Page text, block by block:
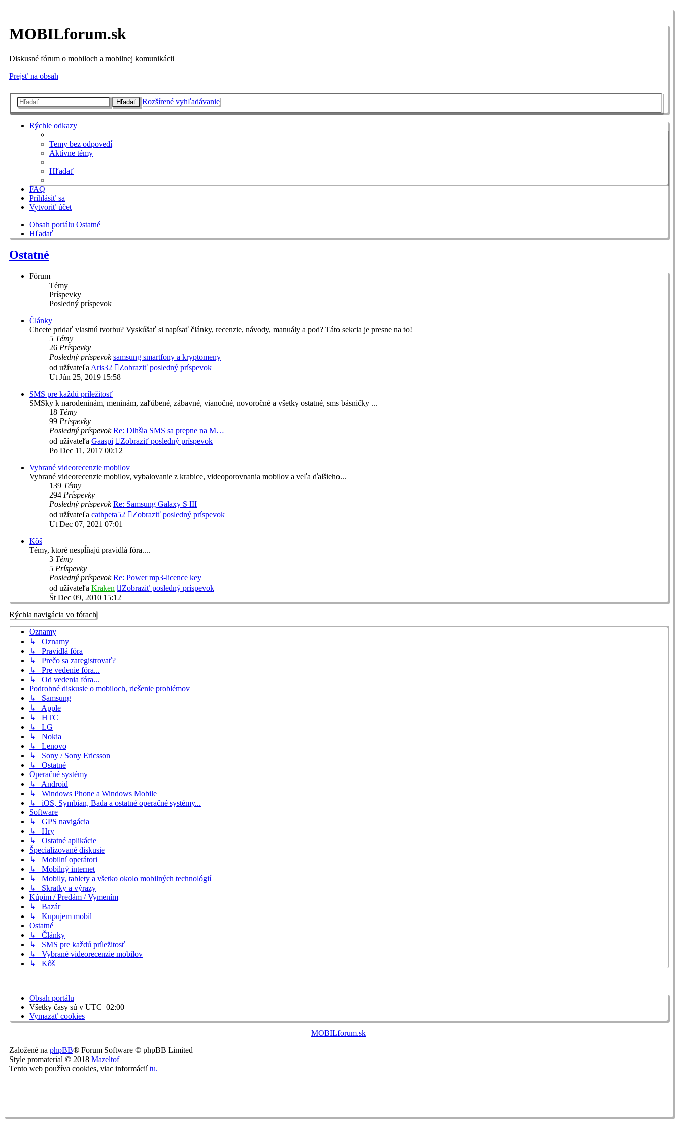
MOBILforum.sk
Diskusné fórum o mobiloch a mobilnej komunikácii
Prejsť na obsah
Hľadať Rozšírené vyhľadávanie
Rýchle odkazy
Temy bez odpovedí
Aktívne témy
Hľadať
FAQ
Prihlásiť sa
Vytvoriť účet
Obsah portálu Ostatné
Hľadať
Ostatné
Fórum
Témy
Príspevky
Posledný príspevok
Články
Chcete pridať vlastnú tvorbu? Vyskúšať si napísať články, recenzie, návody, manuály a pod? Táto sekcia je presne na to!
5 Témy
26 Príspevky
Posledný príspevok samsung smartfony a kryptomeny
od užívateľa Aris32
Zobraziť posledný príspevok
Ut Jún 25, 2019 15:58
SMS pre každú príležitosť
SMSky k narodeninám, meninám, zaľúbené, zábavné, vianočné, novoročné a všetky ostatné, sms básničky ...
18 Témy
99 Príspevky
Posledný príspevok Re: Dlhšia SMS sa prepne na M…
od užívateľa Gaaspi
Zobraziť posledný príspevok
Po Dec 11, 2017 00:12
Vybrané videorecenzie mobilov
Vybrané videorecenzie mobilov, vybalovanie z krabice, videoporovnania mobilov a veľa ďalšieho...
139 Témy
294 Príspevky
Posledný príspevok Re: Samsung Galaxy S III
od užívateľa cathpeta52
Zobraziť posledný príspevok
Ut Dec 07, 2021 07:01
Kôš
Témy, ktoré nespĺňajú pravidlá fóra....
3 Témy
5 Príspevky
Posledný príspevok Re: Power mp3-licence key
od užívateľa Kraken
Zobraziť posledný príspevok
Št Dec 09, 2010 15:12
Rýchla navigácia vo fórach
Oznamy
↳ Oznamy
↳ Pravidlá fóra
↳ Prečo sa zaregistrovať?
↳ Pre vedenie fóra...
↳ Od vedenia fóra...
Podrobné diskusie o mobiloch, riešenie problémov
↳ Samsung
↳ Apple
↳ HTC
↳ LG
↳ Nokia
↳ Lenovo
↳ Sony / Sony Ericsson
↳ Ostatné
Operačné systémy
↳ Android
↳ Windows Phone a Windows Mobile
↳ iOS, Symbian, Bada a ostatné operačné systémy...
Software
↳ GPS navigácia
↳ Hry
↳ Ostatné aplikácie
Špecializované diskusie
↳ Mobilní operátori
↳ Mobilný internet
↳ Mobily, tablety a všetko okolo mobilných technológií
↳ Skratky a výrazy
Kúpim / Predám / Vymením
↳ Bazár
↳ Kupujem mobil
Ostatné
↳ Články
↳ SMS pre každú príležitosť
↳ Vybrané videorecenzie mobilov
↳ Kôš
Obsah portálu
Všetky časy sú v UTC+02:00
Vymazať cookies
MOBILforum.sk
Založené na phpBB® Forum Software © phpBB Limited
Style promaterial © 2018 Mazeltof
Tento web používa cookies, viac informáciítu.